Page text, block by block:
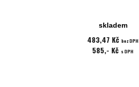
skladem
483,47 Kč bez DPH
585,- Kč s DPH